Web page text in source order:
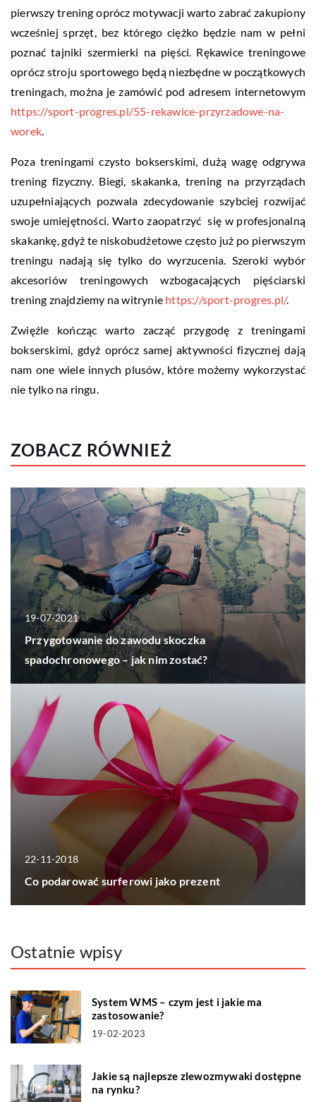
pierwszy trening oprócz motywacji warto zabrać zakupiony
wcześniej sprzęt, bez którego ciężko będzie nam w pełni
poznać tajniki szermierki na pięści. Rękawice treningowe
oprócz stroju sportowego będą niezbędne w początkowych
treningach, można je zamówić pod adresem internetowym
https://sport-progres.pl/55-rekawice-przyrzadowe-na-
worek
Poza treningami czysto bokserskimi, dużą wagę odgrywa
trening fizyczny. Biegi, skakanka, trening na przyrządach
uzupełniających pozwala zdecydowanie szybciej rozwijać
swoje umiejętności. Warto zaopatrzyć się w profesjonalną
skakankę, gdyż te niskobudżetowe często już po pierwszym
treningu nadają się tylko do wyrzucenia. Szeroki wybór
akcesoriów treningowych wzbogacających pięściarski
trening znajdziemy na witrynie https://sport-progres.pl/.
Zwięźle kończąc warto zacząć przygodę z treningami
bokserskimi, gdyż oprócz samej aktywności fizycznej dają
nam one wiele innych plusów, które możemy wykorzystać
nie tylko na ringu.
ZOBACZ RÓWNIEŻ
19-07-2021
Przygotowanie do zawodu skoczka
spadochronowego – jak nim zostać?
22-11-2018
Co podarować surferowi jako prezent
Ostatnie wpisy
System WMS – czym jest i jakie ma
zastosowanie?
19-02-2023
Jakie są najlepsze zlewozmywaki dostępne
na rynku?